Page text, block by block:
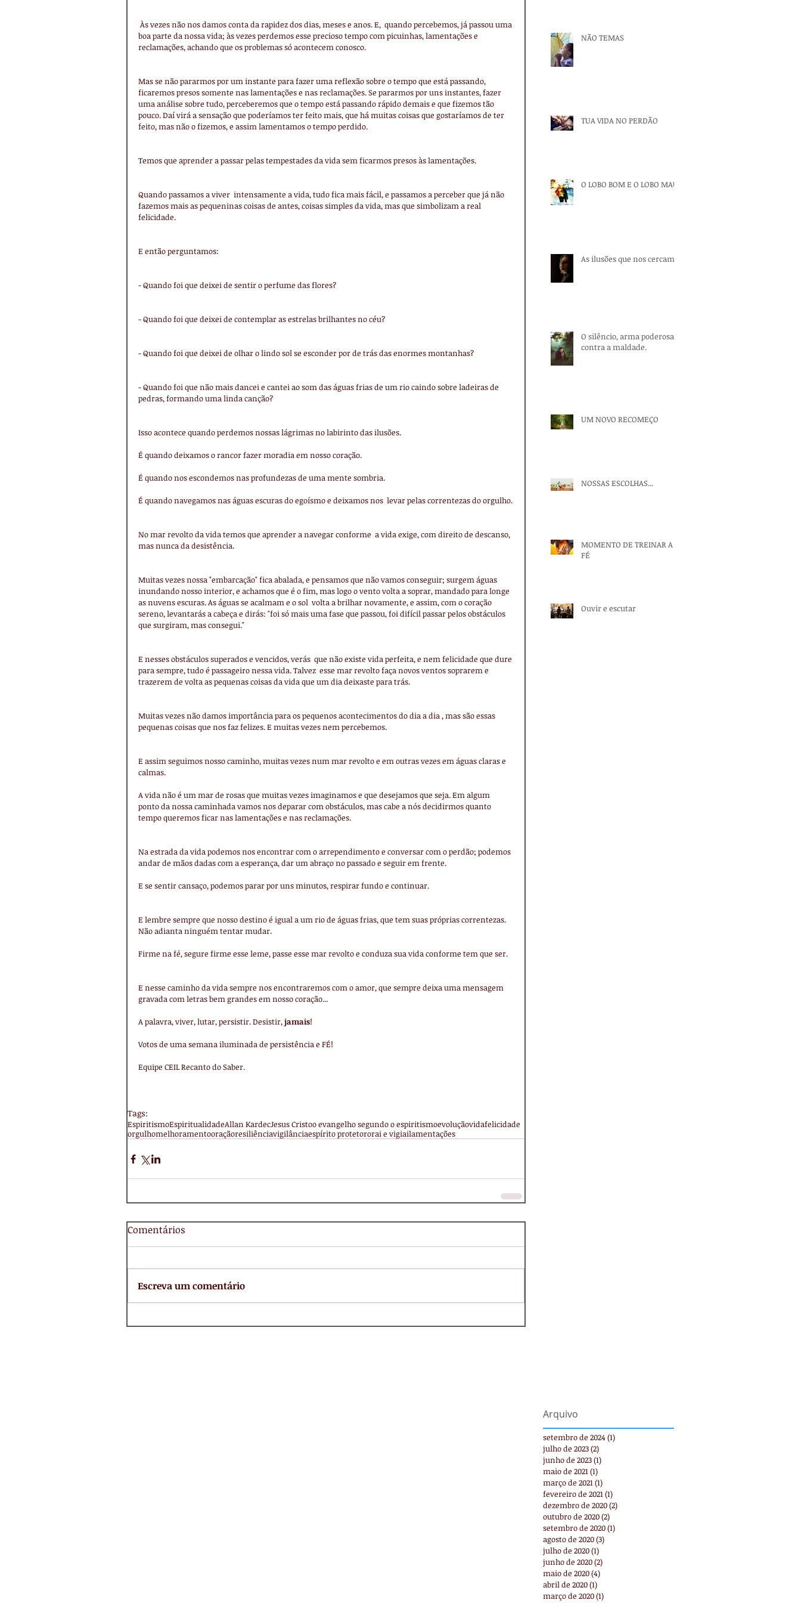
boa parte da nossa vida; às vezes perdemos esse precioso tempo com picuinhas, lamentações e
reclamações, achando que os problemas só acontecem conosco.
Mas se não pararmos por um instante para fazer uma reflexão sobre o tempo que está passando,
ficaremos presos somente nas lamentações e nas reclamações. Se pararmos por uns instantes, fazer
uma análise sobre tudo, perceberemos que o tempo está passando rápido demais e que fizemos tão
pouco. Daí virá a sensação que poderíamos ter feito mais, que há muitas coisas que gostaríamos de ter
feito, mas não o fizemos, e assim lamentamos o tempo perdido.
Temos que aprender a passar pelas tempestades da vida sem ficarmos presos às lamentações.
Quando passamos a viver  intensamente a vida, tudo fica mais fácil, e passamos a perceber que já não
fazemos mais as pequeninas coisas de antes, coisas simples da vida, mas que simbolizam a real
felicidade.
E então perguntamos:
- Quando foi que deixei de sentir o perfume das flores?
- Quando foi que deixei de contemplar as estrelas brilhantes no céu?
- Quando foi que deixei de olhar o lindo sol se esconder por de trás das enormes montanhas?
- Quando foi que não mais dancei e cantei ao som das águas frias de um rio caindo sobre ladeiras de
pedras, formando uma linda canção?
Isso acontece quando perdemos nossas lágrimas no labirinto das ilusões.
É quando deixamos o rancor fazer moradia em nosso coração.
É quando nos escondemos nas profundezas de uma mente sombria.
É quando navegamos nas águas escuras do egoísmo e deixamos nos  levar pelas correntezas do orgulho.
No mar revolto da vida temos que aprender a navegar conforme  a vida exige, com direito de descanso,
mas nunca da desistência.
Muitas vezes nossa "embarcação" fica abalada, e pensamos que não vamos conseguir; surgem águas
inundando nosso interior, e achamos que é o fim, mas logo o vento volta a soprar, mandado para longe
as nuvens escuras. As águas se acalmam e o sol  volta a brilhar novamente, e assim, com o coração
sereno, levantarás a cabeça e dirás: "foi só mais uma fase que passou, foi difícil passar pelos obstáculos
que surgiram, mas consegui."
E nesses obstáculos superados e vencidos, verás  que não existe vida perfeita, e nem felicidade que dure
para sempre, tudo é passageiro nessa vida. Talvez  esse mar revolto faça novos ventos soprarem e
trazerem de volta as pequenas coisas da vida que um dia deixaste para trás.
Muitas vezes não damos importância para os pequenos acontecimentos do dia a dia , mas são essas
pequenas coisas que nos faz felizes. E muitas vezes nem percebemos.
E assim seguimos nosso caminho, muitas vezes num mar revolto e em outras vezes em águas claras e
calmas.
A vida não é um mar de rosas que muitas vezes imaginamos e que desejamos que seja. Em algum
ponto da nossa caminhada vamos nos deparar com obstáculos, mas cabe a nós decidirmos quanto
tempo queremos ficar nas lamentações e nas reclamações.
Na estrada da vida podemos nos encontrar com o arrependimento e conversar com o perdão; podemos
andar de mãos dadas com a esperança, dar um abraço no passado e seguir em frente.
E se sentir cansaço, podemos parar por uns minutos, respirar fundo e continuar.
E lembre sempre que nosso destino é igual a um rio de águas frias, que tem suas próprias correntezas.
Não adianta ninguém tentar mudar.
Firme na fé, segure firme esse leme, passe esse mar revolto e conduza sua vida conforme tem que ser.
E nesse caminho da vida sempre nos encontraremos com o amor, que sempre deixa uma mensagem
gravada com letras bem grandes em nosso coração...
A palavra, viver, lutar, persistir. Desistir, jamais!
Votos de uma semana iluminada de persistência e FÉ!
Equipe CEIL Recanto do Saber.
Tags:
EspiritismoEspiritualidadeAllan KardecJesus Cristoo evangelho segundo o espiritismoevoluçãovidafelicidade
orgulhomelhoramentooraçãoresiliênciavigilânciaespírito protetororai e vigiailamentações
Comentários
Escreva um comentário
NÃO TEMAS
TUA VIDA NO PERDÃO
O LOBO BOM E O LOBO MAU
As ilusões que nos cercam.
O silêncio, arma poderosa
contra a maldade.
UM NOVO RECOMEÇO
NOSSAS ESCOLHAS...
MOMENTO DE TREINAR A
FÉ
Ouvir e escutar
Arquivo
setembro de 2024 (1)
julho de 2023(2)
junho de 2023(1)
maio de 2021(1)
março de 2021(1)
fevereiro de 2021(1)
dezembro de 2020(2)
outubro de 2020(2)
setembro de 2020(1)
agosto de 2020(3)
julho de 2020(1)
junho de 2020(2)
maio de 2020(4)
abril de 2020(1)
março de 2020(1)